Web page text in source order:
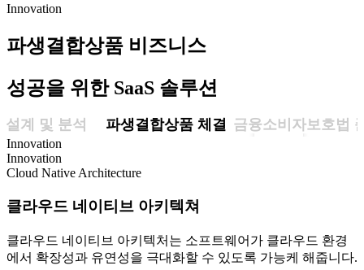
Innovation
파생결합상품 비즈니스
성공을 위한 SaaS 솔루션
계 및 분석 파생결합상품 체결 금융소비자보호법
파생결합상품 체결
Innovation
Innovation
Cloud Native Architecture
클라우드 네이티브 아키텍쳐
클라우드 네이티브 아키텍처는 소프트웨어가 클라우드 환경
에서 확장성과 유연성을 극대화할 수 있도록 가능케 해줍니다.